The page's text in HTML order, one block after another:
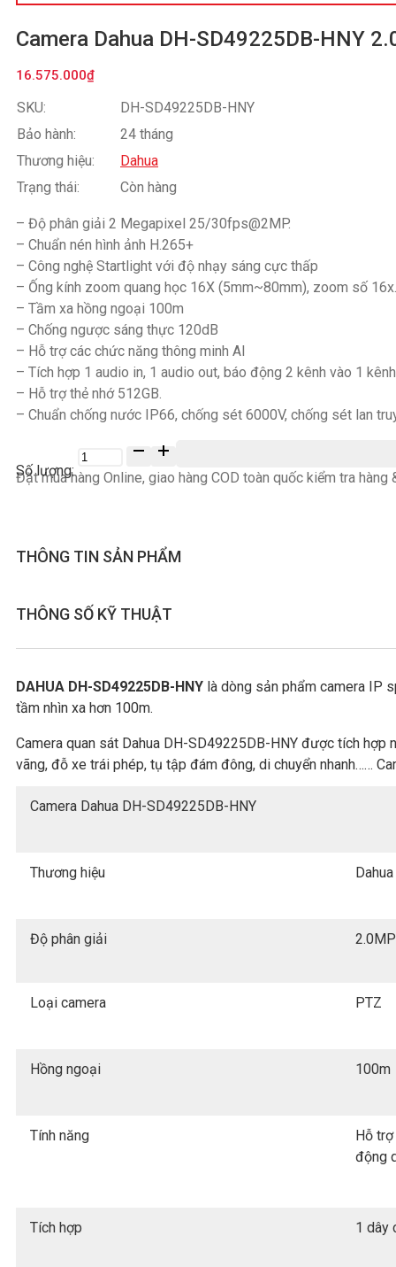
Camera Dahua DH-SD49225DB-HNY
16.575.000₫
SKU:
DH-SD49225DB-HNY
Bảo hành:
24 tháng
Thương hiệu:
Dahua
Trạng thái:
Còn hàng
– Độ phân giải 2 Megapixel 25/30fps@2MP.
– Chuẩn nén hình ảnh H.265+
– Công nghệ Startlight với độ nhạy sáng cực thấp
– Ống kính zoom quang học 16X (5mm~80mm), zoom số 16x.
– Tầm xa hồng ngoại 100m
– Chống ngược sáng thực 120dB
– Hỗ trợ các chức năng thông minh AI
– Tích hợp 1 audio in, 1 audio out, báo động 2 kênh vào 1
– Hỗ trợ thẻ nhớ 512GB.
– Chuẩn chống nước IP66, chống sét 6000V, chống sét lan
Số
lượng
Đặt mua hàng Online, giao hàng COD toàn quốc kiểm tra hàng
THÔNG TIN SẢN PHẨM
THÔNG SỐ KỸ THUẬT
DAHUA DH-SD49225DB-HNY là dòng sản phẩm camera IP
tầm nhìn xa hơn 100m.
Camera quan sát Dahua DH-SD49225DB-HNY được tích hợp
vãng, đỗ xe trái phép, tụ tập đám đông, di chuyển nhanh……
Camera Dahua DH-SD49225DB-HNY
Thương hiệu Dahua
Độ phân giải 2.0MP
Loại camera PTZ
Hồng ngoại 100m
Tính năng
Hỗ
động
Tích hợp 1 dây